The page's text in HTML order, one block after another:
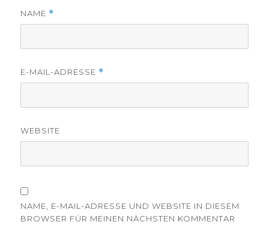
NAME *
E-MAIL-ADRESSE *
WEBSITE
NAME, E-MAIL-ADRESSE UND WEBSITE IN DIESEM
BROWSER FÜR MEINEN NÄCHSTEN KOMMENTAR